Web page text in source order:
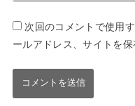
次回のコメントで使用
ールアドレス、サイトを保